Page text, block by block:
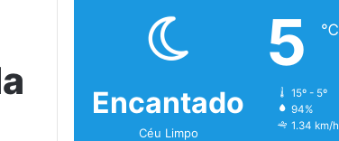
Encantado
Céu Limpo
5 ℃
15º - 5º
94%
1.34 km/h